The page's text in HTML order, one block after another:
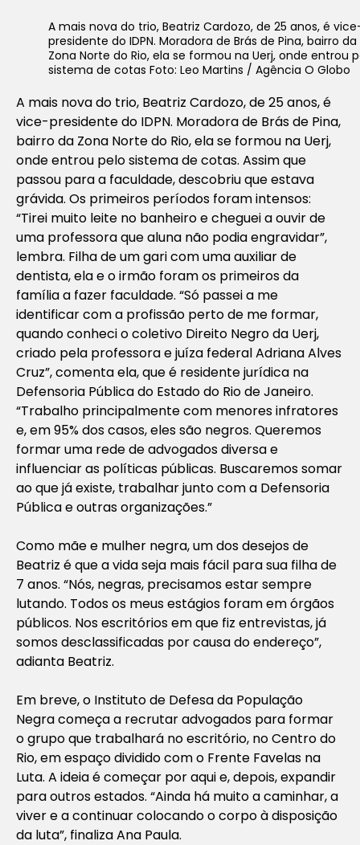
A mais nova do trio, Beatriz Cardozo, de 25 anos, é
presidente do IDPN. Moradora de Brás de Pina, bairro da
Zona Norte do Rio, ela se formou na Uerj, onde entrou
sistema de cotas Foto: Leo Martins / Agência O Globo
A mais nova do trio, Beatriz Cardozo, de 25 anos, é
vice-presidente do IDPN. Moradora de Brás de Pina,
bairro da Zona Norte do Rio, ela se formou na Uerj,
onde entrou pelo sistema de cotas. Assim que
passou para a faculdade, descobriu que estava
grávida. Os primeiros períodos foram intensos:
“Tirei muito leite no banheiro e cheguei a ouvir de
uma professora que aluna não podia engravidar”,
lembra. Filha de um gari com uma auxiliar de
dentista, ela e o irmão foram os primeiros da
família a fazer faculdade. “Só passei a me
identificar com a profissão perto de me formar,
quando conheci o coletivo Direito Negro da Uerj,
criado pela professora e juíza federal Adriana Alves
Cruz”, comenta ela, que é residente jurídica na
Defensoria Pública do Estado do Rio de Janeiro.
“Trabalho principalmente com menores infratores
e, em 95% dos casos, eles são negros. Queremos
formar uma rede de advogados diversa e
influenciar as políticas públicas. Buscaremos somar
ao que já existe, trabalhar junto com a Defensoria
Pública e outras organizações.”
Como mãe e mulher negra, um dos desejos de
Beatriz é que a vida seja mais fácil para sua filha de
7 anos. “Nós, negras, precisamos estar sempre
lutando. Todos os meus estágios foram em órgãos
públicos. Nos escritórios em que fiz entrevistas, já
somos desclassificadas por causa do endereço”,
adianta Beatriz.
Em breve, o Instituto de Defesa da População
Negra começa a recrutar advogados para formar
o grupo que trabalhará no escritório, no Centro do
Rio, em espaço dividido com o Frente Favelas na
Luta. A ideia é começar por aqui e, depois, expandir
para outros estados. “Ainda há muito a caminhar, a
viver e a continuar colocando o corpo à disposição
da luta”, finaliza Ana Paula.